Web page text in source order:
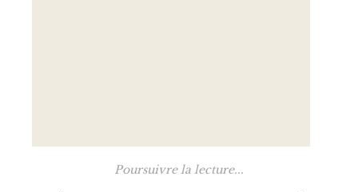
Poursuivre la lecture...